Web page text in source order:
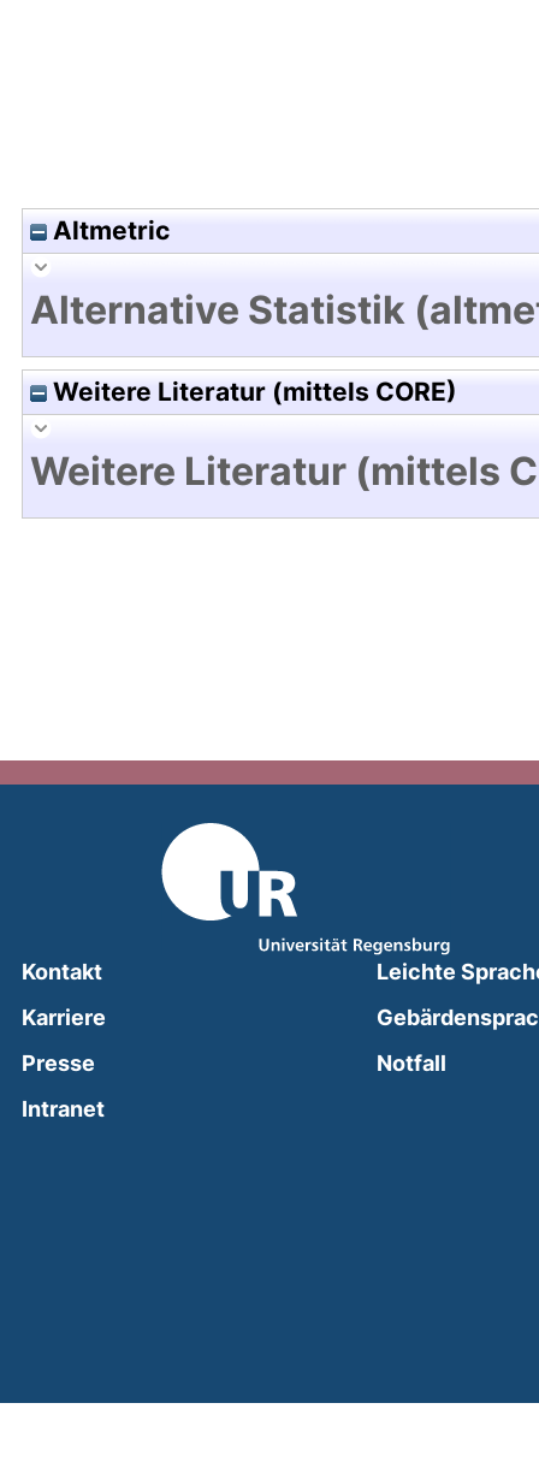
Altmetric
Alternative Statistik
Weitere Literatur (mittels CORE)
Weitere Literatur (mittels
Kontakt
Karriere
Presse
Intranet(external link, opens in a new window)
Leichte
Notfall